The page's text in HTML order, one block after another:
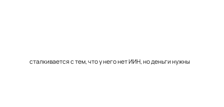
сталкивается с тем, что у него нет ИИН, но деньги нужны